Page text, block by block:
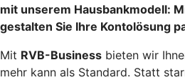
mit unserem Hausbankmodell:
gestalten Sie Ihre Kontolösung
Mit RVB-Business bieten wir
mehr kann als Standard. Statt